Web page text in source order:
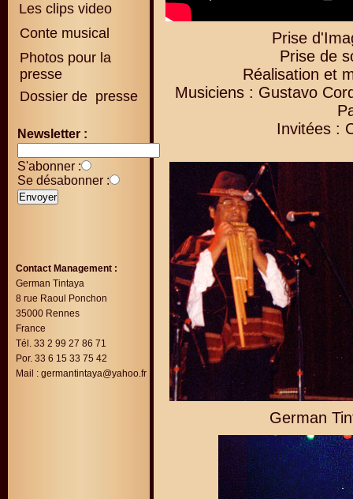
Les clips video
Conte musical
Photos pour la
presse
Dossier de presse
Newsletter :
S'abonner :
Se désabonner :
Contact Management :
German Tintaya
8 rue Raoul Ponchon
35000 Rennes
France
Tél. 33 2 99 27 86 71
Por. 33 6 15 33 75 42
Mail : germantintaya@yahoo.fr
Prise
Prise de
Réalisation et
Musiciens : Gustavo
Invitées :
German